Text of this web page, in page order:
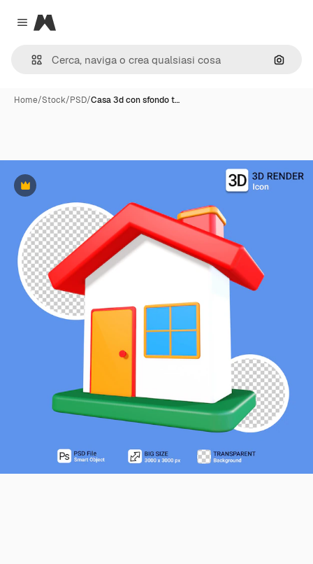
Close menu
Magnific
Cerca
Home/Stock/PSD/Casa 3d con sfondo t…
Premium